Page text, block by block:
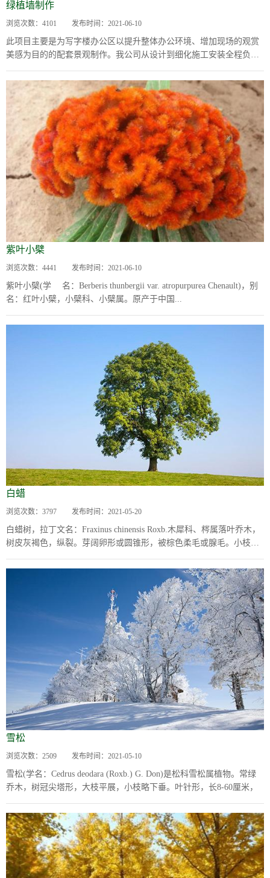
绿植墙制作
浏览次数： 4101 发布时间： 2021-06-10
此项目主要是为写字楼办公区以提升整体办公环境、增加现场的观赏
美感为目的的配套景观制作。我公司从设计到细化施工安装全程负责-
紫叶小檗
浏览次数： 4441 发布时间： 2021-06-10
紫叶小檗(学 名：Berberis thunbergii var. atropurpurea Chenault)，别
名：红叶小檗，小檗科、小檗属。原产于中国...
白蜡
浏览次数： 3797 发布时间： 2021-05-20
白蜡树，拉丁文名：Fraxinus chinensis Roxb.木犀科、梣属落叶乔木，
树皮灰褐色，纵裂。芽阔卵形或圆锥形，被棕色柔毛或腺毛。小枝黄
雪松
浏览次数： 2509 发布时间： 2021-05-10
雪松(学名：Cedrus deodara (Roxb.) G. Don)是松科雪松属植物。常绿
乔木，树冠尖塔形，大枝平展，小枝略下垂。叶针形，长8-60厘米，